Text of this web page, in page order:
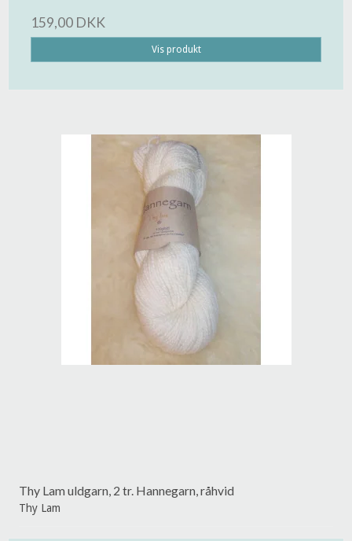
159,00 DKK
Vis produkt
Thy Lam uldgarn, 2 tr. Hannegarn, råhvid
Thy Lam